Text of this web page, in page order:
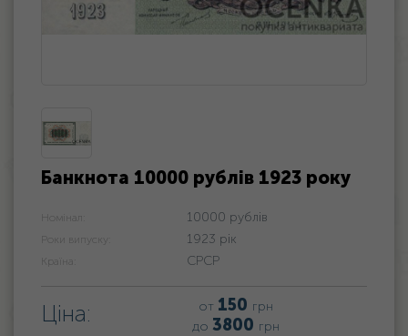
Банкнота 10000 рублів 1923 року
Номінал: 10000 рублів
Роки випуску: 1923 рік
Країна: СРСР
Ціна: от 150 грн
до 3800 грн